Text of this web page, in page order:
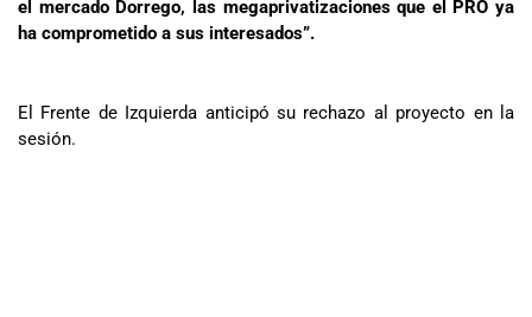
el mercado Dorrego, las megaprivatizaciones que el PRO ya
ha comprometido a sus interesados”.
El Frente de Izquierda anticipó su rechazo al proyecto en la
sesión.